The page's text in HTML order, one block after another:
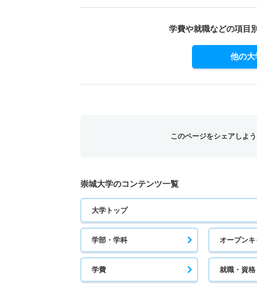
学費や就職などの項目別
他の大
このページをシェアしよう
崇城大学のコンテンツ一覧
大学トップ
学部・学科 オープン
学費 就職・資格